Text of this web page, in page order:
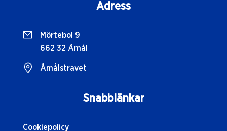
Snabblänkar
Cookiepolicy
Adress
Mörtebol 9
662 32 Åmål
Åmålstravet